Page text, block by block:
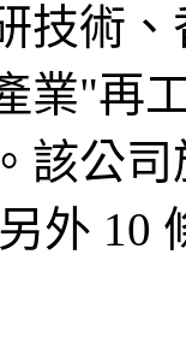
技術
業"再
該公
外 10